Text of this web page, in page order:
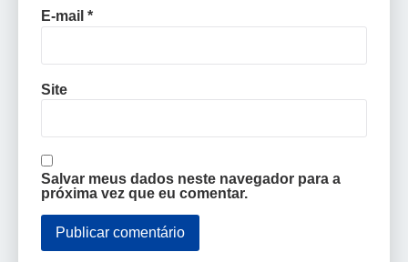
E-mail *
Site
Salvar meus dados neste navegador para a
próxima vez que eu comentar.